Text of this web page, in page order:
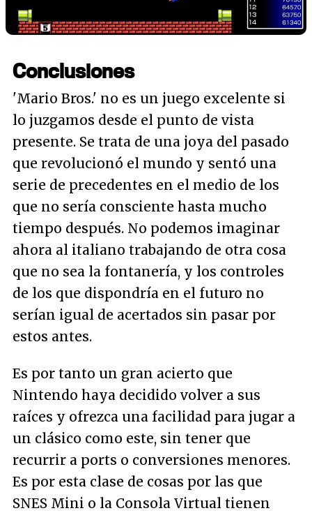
Conclusiones
'Mario Bros.' no es un juego excelente si
lo juzgamos desde el punto de vista
presente. Se trata de una joya del pasado
que revolucionó el mundo y sentó una
serie de precedentes en el medio de los
que no sería consciente hasta mucho
tiempo después. No podemos imaginar
ahora al italiano trabajando de otra cosa
que no sea la fontanería, y los controles
de los que dispondría en el futuro no
serían igual de acertados sin pasar por
estos antes.
Es por tanto un gran acierto que
Nintendo haya decidido volver a sus
raíces y ofrezca una facilidad para jugar a
un clásico como este, sin tener que
recurrir a ports o conversiones menores.
Es por esta clase de cosas por las que
SNES Mini o la Consola Virtual tienen